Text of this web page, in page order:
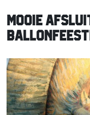
MOOIE